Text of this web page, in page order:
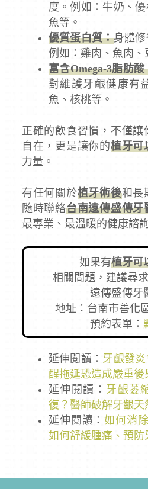
度。例如：牛奶、
魚等。
優質蛋白質：身體修
例如：雞肉、魚肉、
富含Omega-3脂肪酸
對維護牙齦健康有
魚、核桃等。
正確的飲食習慣，不僅讓
自在，更是讓你的植牙可
力量。
有任何關於植牙術後和長
隨時聯絡台南遠傳盛傳牙
最專業、最溫暖的健康諮
如果有植牙可
相關問題，建議尋
遠傳盛傳牙
地址：台南市善化
預約表單：
延伸閱讀： 牙齦發
醒拖延恐造成嚴重後
延伸閱讀： 牙齦萎
復？醫師破解牙齦天
延伸閱讀：如何消
如何舒緩腫痛、預防